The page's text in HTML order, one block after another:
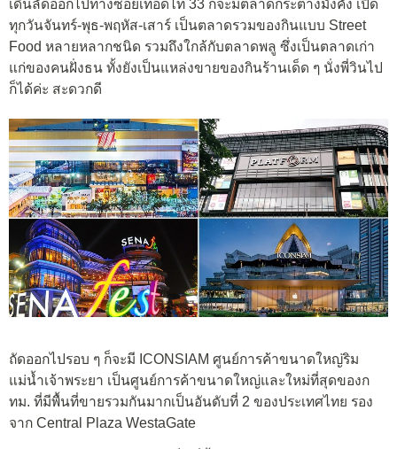
เดินลัดออกไปทางซอยเทอดไท 33 ก็จะมีตลาดกระต่างมั่งคั่ง เปิด
ทุกวันจันทร์-พุธ-พฤหัส-เสาร์ เป็นตลาดรวมของกินแบบ Street
Food หลายหลากชนิด รวมถึงใกล้กับตลาดพลู ซึ่งเป็นตลาดเก่า
แก่ของคนฝั่งธน ทั้งยังเป็นแหล่งขายของกินร้านเด็ด ๆ นั่งพี่วินไป
ก็ได้ค่ะ สะดวกดี
ถัดออกไปรอบ ๆ ก็จะมี ICONSIAM ศูนย์การค้าขนาดใหญ่ริม
แม่น้ำเจ้าพระยา เป็นศูนย์การค้าขนาดใหญ่และใหม่ที่สุดของก
ทม. ที่มีพื้นที่ขายรวมกันมากเป็นอันดับที่ 2 ของประเทศไทย รอง
จาก Central Plaza WestaGate